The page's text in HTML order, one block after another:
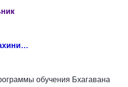
обучения Бхагавана